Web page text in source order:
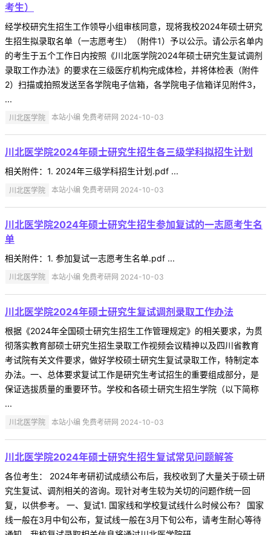
考生）
经学校研究生招生工作领导小组审核同意，现将我校2024年硕士研究
生招生拟录取名单（一志愿考生）（附件1）予以公示。请公示名单内
的考生于五个工作日内按照《川北医学院2024年硕士研究生复试调剂
录取工作办法》的要求在三级医疗机构完成体检，并将体检表（附件
2）扫描或拍照发送至各学院电子信箱，各学院电子信箱详见附件3，
...
川北医学院 本站小编 免费考研网 2024-10-03
川北医学院2024年硕士研究生招生各三级学科拟招生计划
相关附件：1. 2024年三级学科招生计划.pdf ...
川北医学院 本站小编 免费考研网 2024-10-03
川北医学院2024年硕士研究生招生参加复试的一志愿考生名
单
相关附件：1. 参加复试一志愿考生名单.pdf ...
川北医学院 本站小编 免费考研网 2024-10-03
川北医学院2024年硕士研究生复试调剂录取工作办法
根据《2024年全国硕士研究生招生工作管理规定》的相关要求，为贯
彻落实教育部硕士研究生招生录取工作视频会议精神以及四川省教育
考试院有关文件要求，做好学校硕士研究生复试录取工作，特制定本
办法。一、总体要求复试工作是研究生考试招生的重要组成部分，是
保证选拔质量的重要环节。学校和各硕士研究生招生学院（以下简称
...
川北医学院 本站小编 免费考研网 2024-10-03
川北医学院2024年硕士研究生招生复试常见问题解答
各位考生： 2024年考研初试成绩公布后，我校收到了大量关于硕士研
究生复试、调剂相关的咨询。现针对考生较为关切的问题作统一回
复，以供参考。 一、复试1. 国家线和学校复试线什么时候公布？ 国家
线一般在3月中旬公布，复试线一般在3月下旬公布，请考生耐心等待